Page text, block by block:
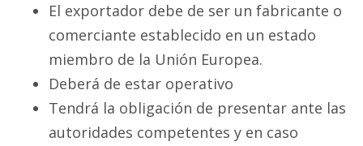
El exportador debe de ser un fabricante o
comerciante establecido en un estado
miembro de la Unión Europea.
Deberá de estar operativo
Tendrá la obligación de presentar ante las
autoridades competentes y en caso